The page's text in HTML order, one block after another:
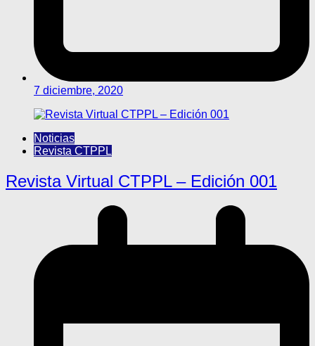
7 diciembre, 2020
Noticias
Revista CTPPL
Revista Virtual CTPPL – Edición 001